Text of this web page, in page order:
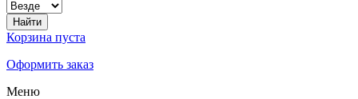
Корзина пуста
Оформить заказ
Меню